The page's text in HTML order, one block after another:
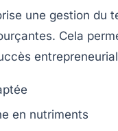
une gestion du
Cela
en nutriments